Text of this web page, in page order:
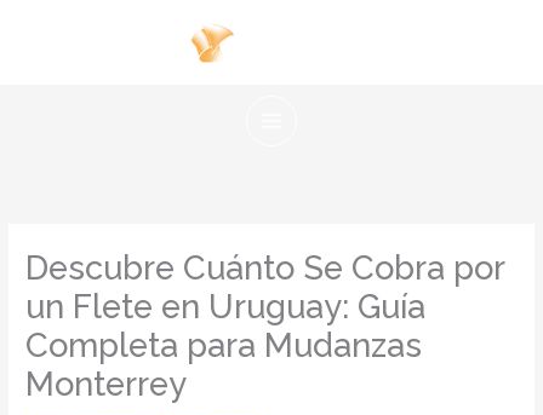
Descubre Cuánto Se Cobra por
un Flete en Uruguay: Guía
Completa para Mudanzas
Monterrey